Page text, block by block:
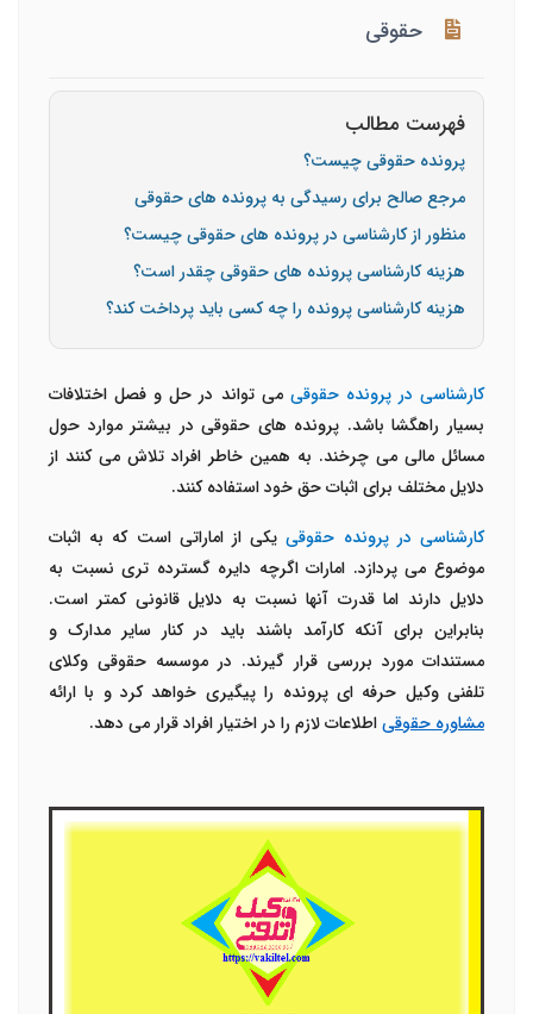
حقوقی
فهرست مطالب
پرونده حقوقی چیست؟
مرجع صالح برای رسیدگی به پرونده های حقوقی
منظور از کارشناسی در پرونده های حقوقی چیست؟
هزینه کارشناسی پرونده های حقوقی چقدر است؟
هزینه کارشناسی پرونده را چه کسی باید پرداخت کند؟
کارشناسی در پرونده حقوقی می تواند در حل و فصل اختلافات
بسیار راهگشا باشد. پرونده های حقوقی در بیشتر موارد حول
مسائل مالی می چرخند. به همین خاطر افراد تلاش می کنند از
دلایل مختلف برای اثبات حق خود استفاده کنند.
کارشناسی در پرونده حقوقی یکی از اماراتی است که به اثبات
موضوع می پردازد. امارات اگرچه دایره گسترده تری نسبت به
دلایل دارند اما قدرت آنها نسبت به دلایل قانونی کمتر است.
بنابراین برای آنکه کارآمد باشند باید در کنار سایر مدارک و
مستندات مورد بررسی قرار گیرند. در موسسه حقوقی وکلای
تلفنی وکیل حرفه ای پرونده را پیگیری خواهد کرد و با ارائه
مشاوره حقوقیاطلاعات لازم را در اختیار افراد قرار می دهد.